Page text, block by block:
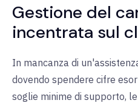
Gestione del
incentrata sul
In mancanza di
dovendo spendere cifre
soglie minime di supporto,